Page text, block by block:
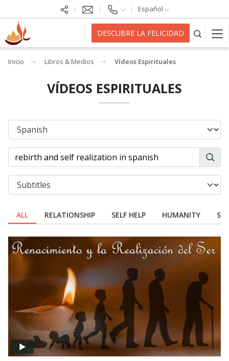
Español
DESCUBRE LA FELICIDAD
Inicio Libros & Medios Vídeos Espirituales
VÍDEOS ESPIRITUALES
ALL RELATIONSHIP SELF HELP HUMANITY